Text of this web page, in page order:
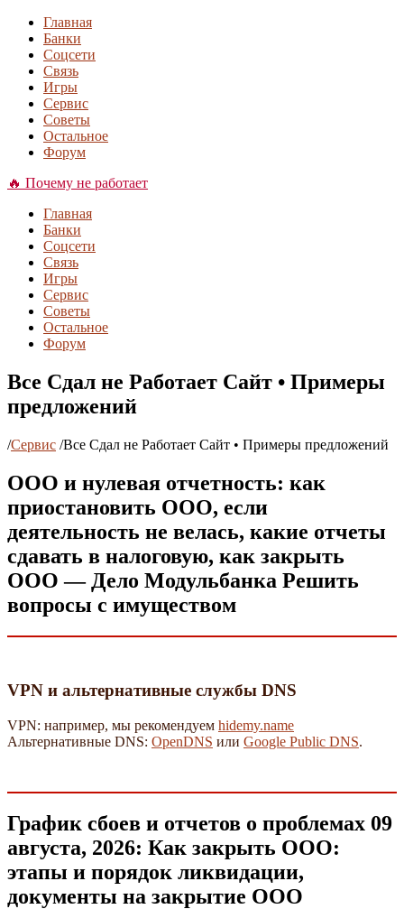
Главная
Банки
Соцсети
Связь
Игры
Сервис
Советы
Остальное
Форум
🔥 Почему не работает
Главная
Банки
Соцсети
Связь
Игры
Сервис
Советы
Остальное
Форум
Все Сдал не Работает Сайт • Примеры
предложений
/Сервис /Все Сдал не Работает Сайт • Примеры предложений
ООО и нулевая отчетность: как
приостановить ООО, если
деятельность не велась, какие отчеты
сдавать в налоговую, как закрыть
ООО — Дело Модульбанка Решить
вопросы с имуществом
VPN и альтернативные службы DNS
VPN: например, мы рекомендуем hidemy.name
Альтернативные DNS: OpenDNS или Google Public DNS.
График сбоев и отчетов о проблемах 09
августа, 2026: Как закрыть ООО:
этапы и порядок ликвидации,
документы на закрытие ООО